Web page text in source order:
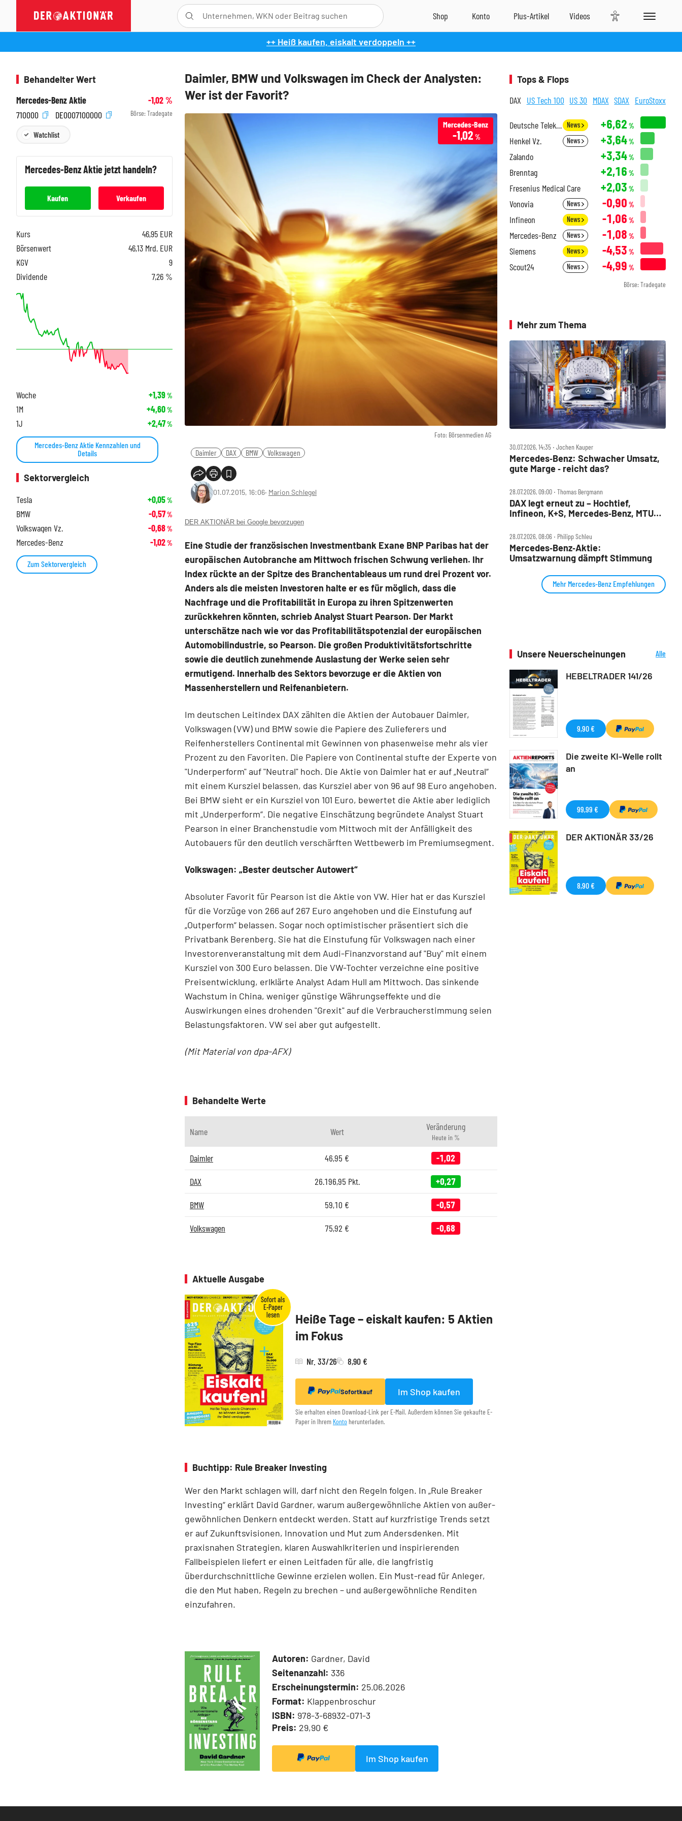
++ Heiß kaufen, eiskalt verdoppeln ++
Daimler, BMW und Volkswagen im Check der Analysten:
Wer ist der Favorit?
Foto: Börsenmedien AG
Mercedes-Benz
-1,02%
Daimler DAX BMW Volkswagen
01.07.2015, 16:06‧ Marion Schlegel
DER AKTIONÄR bei Google bevorzugen
Eine Studie der französischen Investmentbank Exane BNP Paribas hat der
europäischen Autobranche am Mittwoch frischen Schwung verliehen. Ihr
Index rückte an der Spitze des Branchentableaus um rund drei Prozent vor.
Anders als die meisten Investoren halte er es für möglich, dass die
Nachfrage und die Profitabilität in Europa zu ihren Spitzenwerten
zurückkehren könnten, schrieb Analyst Stuart Pearson. Der Markt
unterschätze nach wie vor das Profitabilitätspotenzial der europäischen
Automobilindustrie, so Pearson. Die großen Produktivitätsfortschritte
sowie die deutlich zunehmende Auslastung der Werke seien sehr
ermutigend. Innerhalb des Sektors bevorzuge er die Aktien von
Massenherstellern und Reifenanbietern.
Im deutschen Leitindex DAX zählten die Aktien der Autobauer Daimler,
Volkswagen (VW) und BMW sowie die Papiere des Zulieferers und
Reifenherstellers Continental mit Gewinnen von phasenweise mehr als vier
Prozent zu den Favoriten. Die Papiere von Continental stufte der Experte von
"Underperform" auf "Neutral" hoch. Die Aktie von Daimler hat er auf „Neutral“
mit einem Kursziel belassen, das Kursziel aber von 96 auf 98 Euro angehoben.
Bei BMW sieht er ein Kursziel von 101 Euro, bewertet die Aktie aber lediglich
mit „Underperform“. Die negative Einschätzung begründete Analyst Stuart
Pearson in einer Branchenstudie vom Mittwoch mit der Anfälligkeit des
Autobauers für den deutlich verschärften Wettbewerb im Premiumsegment.
Volkswagen: „Bester deutscher Autowert“
Absoluter Favorit für Pearson ist die Aktie von VW. Hier hat er das Kursziel
für die Vorzüge von 266 auf 267 Euro angehoben und die Einstufung auf
„Outperform“ belassen. Sogar noch optimistischer präsentiert sich die
Privatbank Berenberg. Sie hat die Einstufung für Volkswagen nach einer
Investorenveranstaltung mit dem Audi-Finanzvorstand auf "Buy" mit einem
Kursziel von 300 Euro belassen. Die VW-Tochter verzeichne eine positive
Preisentwicklung, erlklärte Analyst Adam Hull am Mittwoch. Das sinkende
Wachstum in China, weniger günstige Währungseffekte und die
Auswirkungen eines drohenden "Grexit" auf die Verbraucherstimmung seien
Belastungsfaktoren. VW sei aber gut aufgestellt.
(Mit Material von dpa-AFX)
Behandelte Werte
Name Wert Veränderung
Heute in %
Daimler 46,95 € -1,02
DAX 26.196,95 Pkt. +0,27
BMW 59,10 € -0,57
Volkswagen 75,92 € -0,68
Aktuelle Ausgabe
Heiße Tage – eiskalt kaufen: 5 Aktien
im Fokus
Nr. 33/26 8,90 €
Sofortkauf Im Shop kaufen
Sie erhalten einen Download-Link per E-Mail. Außerdem können Sie gekaufte E-
Paper in Ihrem Konto herunterladen.
Buchtipp: Rule Breaker Investing
Wer den Markt schlagen will, darf nicht den Regeln folgen. In „Rule Breaker
Investing“ erklärt David Gardner, warum außergewöhnliche Aktien von außer­
gewöhnlichen Denkern entdeckt werden. Statt auf kurzfristige Trends setzt
er auf Zukunftsvisionen, Innovation und Mut zum Andersdenken. Mit
praxisnahen Strategien, klaren Auswahlkriterien und inspirierenden
Fallbeispielen liefert er einen Leit­faden für alle, die langfristig
überdurchschnittliche Gewinne erzielen wollen. Ein Must-read für Anleger,
die den Mut haben, Regeln zu brechen – und außergewöhnliche Renditen
einzufahren.
Autoren: Gardner, David
Seitenanzahl: 336
Erscheinungstermin: 25.06.2026
Format: Klappenbroschur
ISBN: 978-3-68932-071-3
Preis: 29,90 €
Im Shop kaufen
Behandelter Wert
Mercedes-Benz Aktie
-1,02%
710000
DE0007100000 Börse: Tradegate
Watchlist
Mercedes-BenzAktie jetzt handeln?
Kaufen Verkaufen
Kurs 46,95 EUR
Börsenwert
46,13 Mrd. EUR
KGV
9
Dividende
7,26 %
Woche +1,39%
1M +4,60%
1J +2,47%
Mercedes-Benz Aktie Kennzahlen und
Details
Sektorvergleich
Tesla
+0,05%
BMW -0,57%
Volkswagen Vz. -0,68%
Mercedes-Benz -1,02%
Zum Sektorvergleich
Tops & Flops
DAX US Tech 100 US 30 MDAX SDAX EuroStoxx
Deutsche Telekom News +6,62 %
Henkel Vz. News +3,64%
Zalando +3,34%
Brenntag +2,16 %
Fresenius Medical Care +2,03 %
Vonovia News -0,90 %
Infineon News -1,06 %
Mercedes-Benz News -1,08 %
Siemens News -4,53 %
Scout24 News -4,99 %
Börse: Tradegate
Mehr zum Thema
30.07.2026, 14:35 ‧ Jochen Kauper
Mercedes‑Benz: Schwacher Umsatz,
gute Marge ‑ reicht das?
28.07.2026, 09:00 ‧ Thomas Bergmann
DAX legt erneut zu – Hochtief,
Infineon, K+S, Mercedes‑Benz, MTU
28.07.2026, 08:06 ‧ Philipp Schleu
Mercedes‑Benz‑Aktie:
Umsatzwarnung dämpft Stimmung
Mehr Mercedes-Benz Empfehlungen
Unsere Neuerscheinungen
Alle
HEBELTRADER 141/26
9,90 €
Die zweite KI-Welle rollt
an
99,99 €
DER AKTIONÄR 33/26
8,90 €